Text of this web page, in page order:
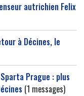
autrichien Felix
à Décines, le
Prague : plus
(1 messages)